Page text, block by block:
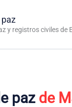
y registros civiles de
paz de